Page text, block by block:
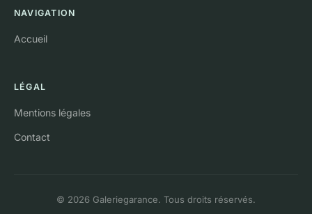
NAVIGATION
Accueil
LÉGAL
Mentions légales
Contact
© 2026 Galeriegarance. Tous droits réservés.